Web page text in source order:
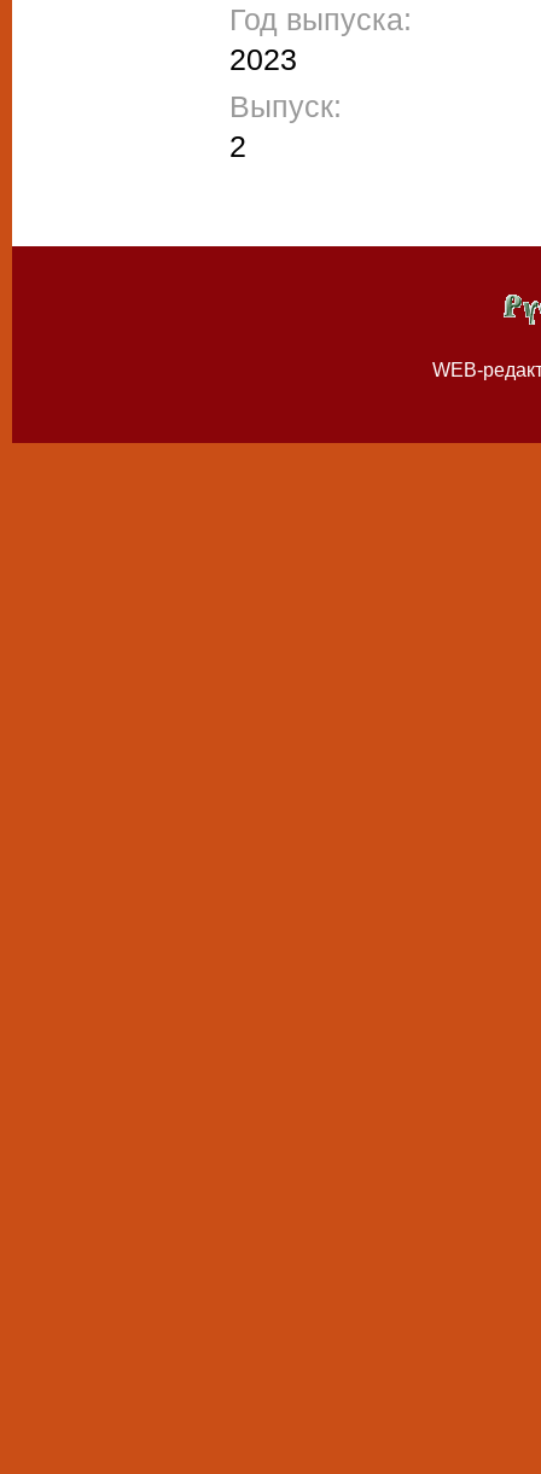
Год выпуска:
2023
Выпуск:
2
WEB-